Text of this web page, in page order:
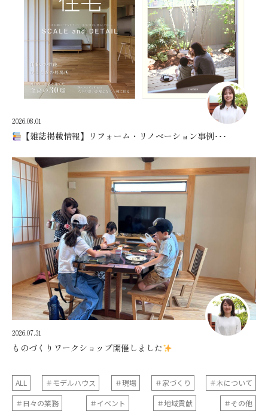
2026.08.01
【雑誌掲載情報】リフォーム・リノベーション事例･･･
2026.07.31
ものづくりワークショップ開催しました
ALL ＃モデルハウス ＃現場 ＃家づくり
＃木について
＃日々の業務
＃イベント ＃地域貢献 ＃その他